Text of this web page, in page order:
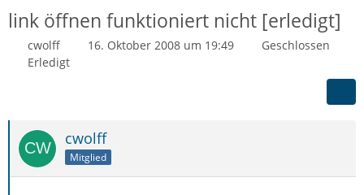
link öffnen funktioniert nicht [erledigt]
cwolff 16. Oktober 2008 um 19:49
Geschlossen
Erledigt
cwolff
Mitglied